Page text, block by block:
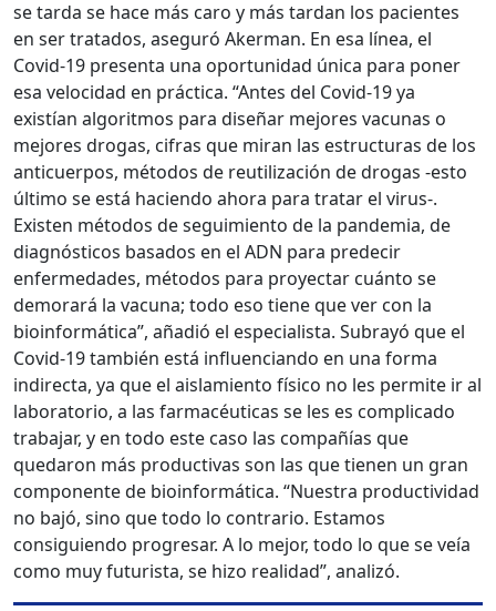
se tarda se hace más caro y más tardan los pacientes
en ser tratados, aseguró Akerman. En esa línea, el
Covid-19 presenta una oportunidad única para poner
esa velocidad en práctica. “Antes del Covid-19 ya
existían algoritmos para diseñar mejores vacunas o
mejores drogas, cifras que miran las estructuras de los
anticuerpos, métodos de reutilización de drogas -esto
último se está haciendo ahora para tratar el virus-.
Existen métodos de seguimiento de la pandemia, de
diagnósticos basados en el ADN para predecir
enfermedades, métodos para proyectar cuánto se
demorará la vacuna; todo eso tiene que ver con la
bioinformática”, añadió el especialista. Subrayó que el
Covid-19 también está influenciando en una forma
indirecta, ya que el aislamiento físico no les permite ir al
laboratorio, a las farmacéuticas se les es complicado
trabajar, y en todo este caso las compañías que
quedaron más productivas son las que tienen un gran
componente de bioinformática. “Nuestra productividad
no bajó, sino que todo lo contrario. Estamos
consiguiendo progresar. A lo mejor, todo lo que se veía
como muy futurista, se hizo realidad”, analizó.